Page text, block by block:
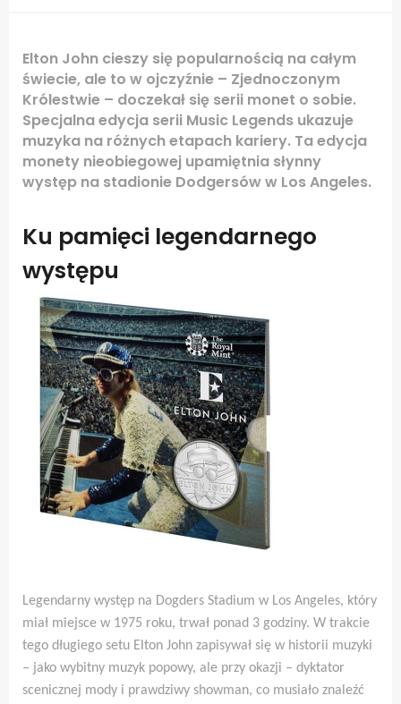
Elton John cieszy się popularnością na całym
świecie, ale to w ojczyźnie – Zjednoczonym
Królestwie – doczekał się serii monet o sobie.
Specjalna edycja serii Music Legends ukazuje
muzyka na różnych etapach kariery. Ta edycja
monety nieobiegowej upamiętnia słynny
występ na stadionie Dodgersów w Los Angeles.
Ku pamięci legendarnego
występu
Legendarny występ na Dogders Stadium w Los Angeles, który
miał miejsce w 1975 roku, trwał ponad 3 godziny. W trakcie
tego długiego setu Elton John zapisywał się w historii muzyki
– jako wybitny muzyk popowy, ale przy okazji – dyktator
scenicznej mody i prawdziwy showman, co musiało znaleźć